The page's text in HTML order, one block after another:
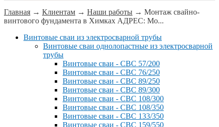
Главная → Клиентам → Наши работы → Монтаж свайно-
винтового фундамента в Химках АДРЕС: Мо...
Винтовые сваи из электросварной трубы
Винтовые сваи однолопастные из электросварной
трубы
Винтовые сваи - СВС 57/200
Винтовые сваи - СВС 76/250
Винтовые сваи - СВС 89/250
Винтовые сваи - СВС 89/300
Винтовые сваи - СВС 108/300
Винтовые сваи - СВС 108/350
Винтовые сваи - СВС 133/350
Винтовые сваи - СВС 159/550